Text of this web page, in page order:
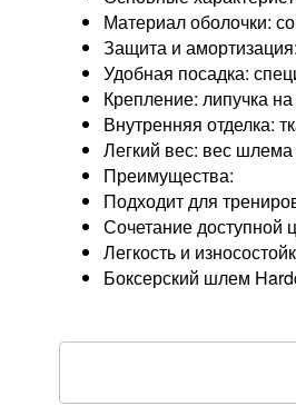
Материал оболочки:
Защита и
Удобная посадка:
Крепление: липучка
Внутренняя отделка:
Легкий вес: вес
Преимущества:
Подходит для
Сочетание доступной
Легкость и
Боксерский шлем